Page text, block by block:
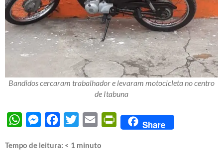
Bandidos cercaram trabalhador e levaram motocicleta no centro
de Itabuna
WhatsAppMessengerFacebook
Twitter Email PrintFriendly
Share
Tempo de leitura: < 1 minuto